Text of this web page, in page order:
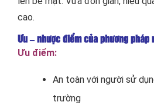
cao.
Ưu – nhược điểm của phương pháp
Ưu điểm:
An toàn với người sử
trường